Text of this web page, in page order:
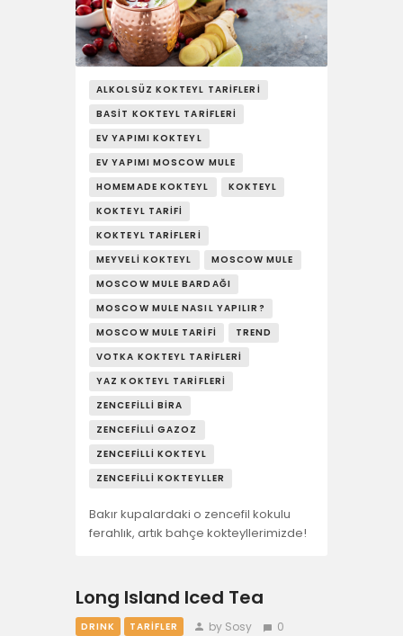
ALKOLSÜZ KOKTEYL TARIFLERI
BASIT KOKTEYL TARIFLERI
EV YAPIMI KOKTEYL
EV YAPIMI MOSCOW MULE
HOMEMADE KOKTEYL
KOKTEYL
KOKTEYL TARIFI
KOKTEYL TARIFLERI
MEYVELI KOKTEYL
MOSCOW MULE
MOSCOW MULE BARDAĞI
MOSCOW MULE NASIL YAPILIR?
MOSCOW MULE TARIFI
TREND
VOTKA KOKTEYL TARIFLERI
YAZ KOKTEYL TARIFLERI
ZENCEFILLI BIRA
ZENCEFILLI GAZOZ
ZENCEFILLI KOKTEYL
ZENCEFILLI KOKTEYLLER
Bakır kupalardaki o zencefil kokulu
ferahlık, artık bahçe kokteyllerimizde!
Long Island Iced Tea
DRINK TARIFLER by Sosy 0